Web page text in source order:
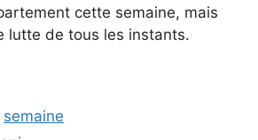
cette semaine, mais
lutte de tous les instants.
semaine